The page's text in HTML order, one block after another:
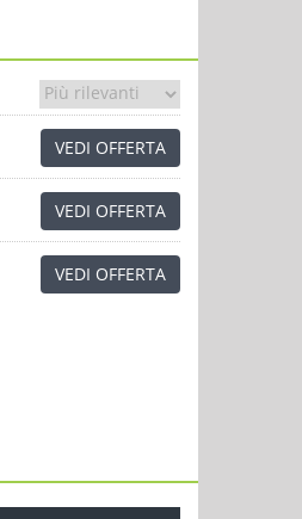
VEDI OFFERTA
VEDI OFFERTA
VEDI OFFERTA